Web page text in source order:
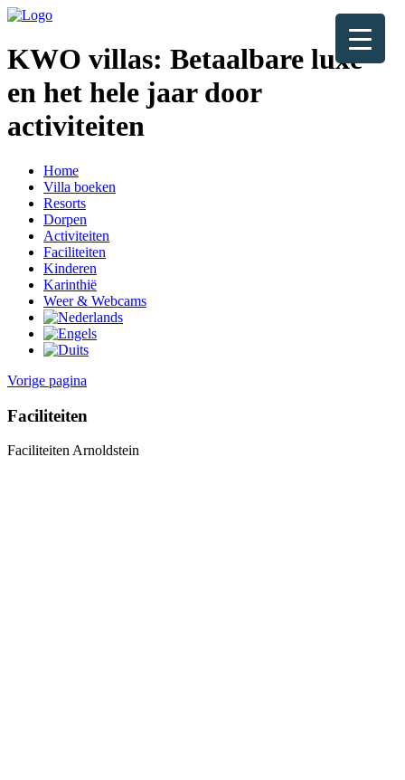
KWO villas: Betaalbare luxe
en het hele jaar door
activiteiten
Home
Villa boeken
Resorts
Dorpen
Activiteiten
Faciliteiten
Kinderen
Karinthië
Weer & Webcams
Vorige pagina
Faciliteiten
Faciliteiten Arnoldstein